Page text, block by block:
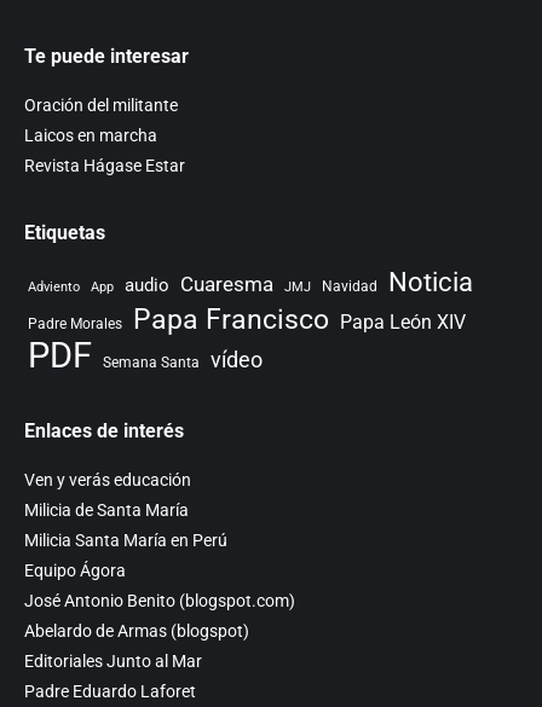
Te puede interesar
Oración del militante
Laicos en marcha
Revista Hágase Estar
Etiquetas
Adviento App audio Cuaresma JMJ Navidad Noticia
Padre Morales Papa Francisco Papa León XIV
PDF Semana Santa vídeo
Enlaces de interés
Ven y verás educación
Milicia de Santa María
Milicia Santa María en Perú
Equipo Ágora
José Antonio Benito (blogspot.com)
Abelardo de Armas (blogspot)
Editoriales Junto al Mar
Padre Eduardo Laforet